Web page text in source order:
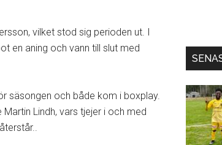
vilket stod sig perioden ut. I
en aning och vann till slut med
säsongen och både kom i boxplay.
Lindh, vars tjejer i och med